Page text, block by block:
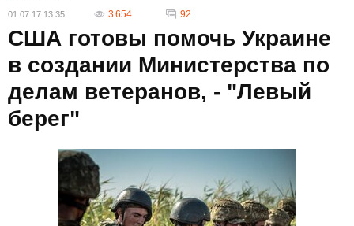
01.07.17 13:35 3 654 92
США готовы помочь Украине
в создании Министерства по
делам ветеранов, - "Левый
берег"